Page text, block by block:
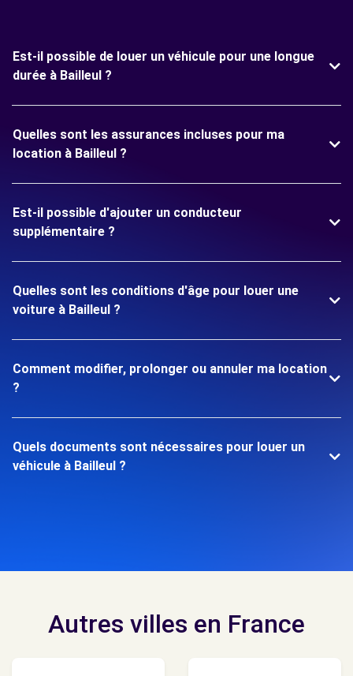
Est-il possible de louer un véhicule pour une longue
durée à Bailleul ?
Quelles sont les assurances incluses pour ma
location à Bailleul ?
Est-il possible d'ajouter un conducteur
supplémentaire ?
Quelles sont les conditions d'âge pour louer une
voiture à Bailleul ?
Comment modifier, prolonger ou annuler ma location
?
Quels documents sont nécessaires pour louer un
véhicule à Bailleul ?
Autres villes en France